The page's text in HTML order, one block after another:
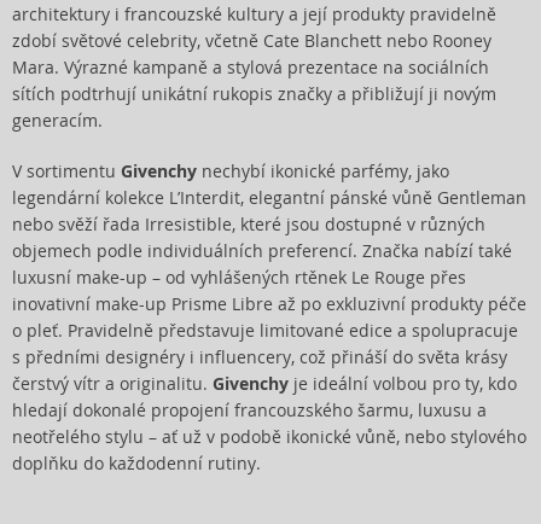
architektury i francouzské kultury a její produkty pravidelně
zdobí světové celebrity, včetně Cate Blanchett nebo Rooney
Mara. Výrazné kampaně a stylová prezentace na sociálních
sítích podtrhují unikátní rukopis značky a přibližují ji novým
generacím.
V sortimentu Givenchy nechybí ikonické parfémy, jako
legendární kolekce L’Interdit, elegantní pánské vůně Gentleman
nebo svěží řada Irresistible, které jsou dostupné v různých
objemech podle individuálních preferencí. Značka nabízí také
luxusní make-up – od vyhlášených rtěnek Le Rouge přes
inovativní make-up Prisme Libre až po exkluzivní produkty péče
o pleť. Pravidelně představuje limitované edice a spolupracuje
s předními designéry i influencery, což přináší do světa krásy
čerstvý vítr a originalitu. Givenchy je ideální volbou pro ty, kdo
hledají dokonalé propojení francouzského šarmu, luxusu a
neotřelého stylu – ať už v podobě ikonické vůně, nebo stylového
doplňku do každodenní rutiny.